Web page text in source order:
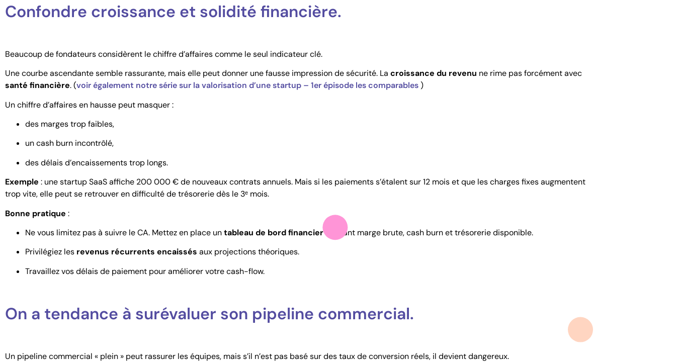
Confondre croissance et solidité financière.
Beaucoup de fondateurs considèrent le chiffre d’affaires comme le seul indicateur clé.
Une courbe ascendante semble rassurante, mais elle peut donner une fausse impression de sécurité. La croissance du revenu ne rime pas forcément avec
santé financière. (voir également notre série sur la valorisation d’une startup – 1er épisode les comparables)
Un chiffre d’affaires en hausse peut masquer :
des marges trop faibles,
un cash burn incontrôlé,
des délais d’encaissements trop longs.
Exemple : une startup SaaS affiche 200 000 € de nouveaux contrats annuels. Mais si les paiements s’étalent sur 12 mois et que les charges fixes augmentent
trop vite, elle peut se retrouver en difficulté de trésorerie dès le 3ᵉ mois.
Bonne pratique :
Ne vous limitez pas à suivre le CA. Mettez en place untableau de bord financierincluant marge brute, cash burn et trésorerie disponible.
Privilégiez les revenus récurrents encaissés aux projections théoriques.
Travaillez vos délais de paiement pour améliorer votre cash-flow.
On a tendance à surévaluer son pipeline commercial.
Un pipeline commercial « plein » peut rassurer les équipes, mais s’il n’est pas basé sur des taux de conversion réels, il devient dangereux.